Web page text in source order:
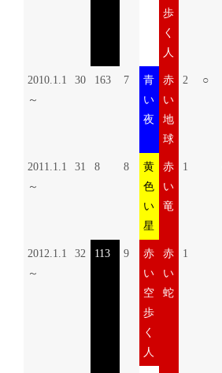
歩
く
人
2010.1.1
～
30 163 7
青
い
夜
赤
い
地
球
2 ○
2011.1.1
～
31 8 8
黄
色
い
星
赤
い
竜
1
2012.1.1
～
32 113 9
赤
い
空
歩
く
人
赤
い
蛇
1